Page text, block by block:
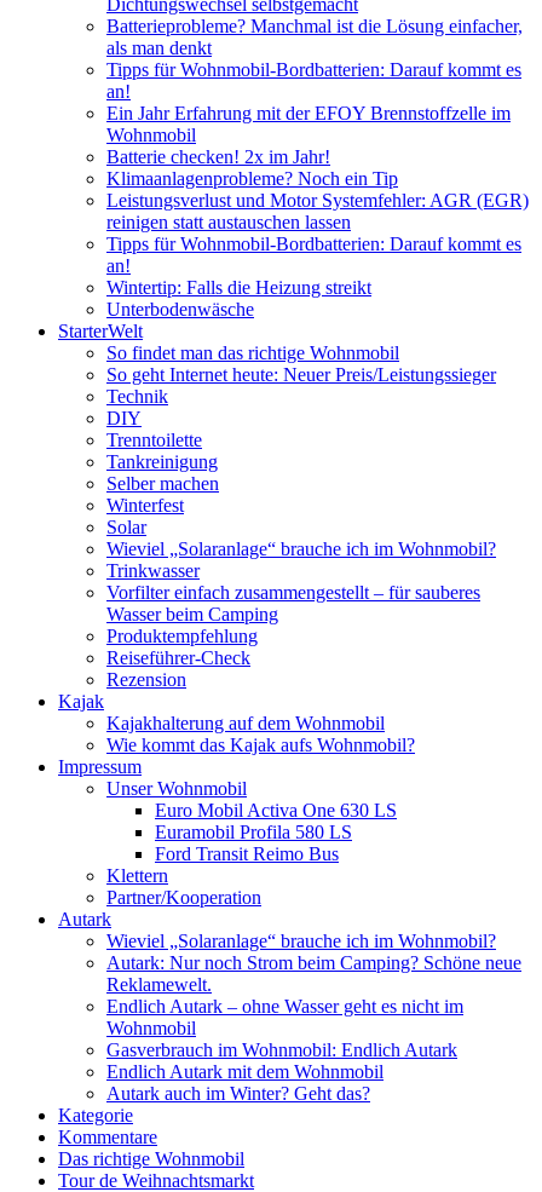
Batterieprobleme? Manchmal ist die Lösung einfacher,
als man denkt
Tipps für Wohnmobil-Bordbatterien: Darauf kommt es
an!
Ein Jahr Erfahrung mit der EFOY Brennstoffzelle im
Wohnmobil
Batterie checken! 2x im Jahr!
Klimaanlagenprobleme? Noch ein Tip
Leistungsverlust und Motor Systemfehler: AGR (EGR)
reinigen statt austauschen lassen
Tipps für Wohnmobil-Bordbatterien: Darauf kommt es
an!
Wintertip: Falls die Heizung streikt
Unterbodenwäsche
StarterWelt
So findet man das richtige Wohnmobil
So geht Internet heute: Neuer Preis/Leistungssieger
Technik
DIY
Trenntoilette
Tankreinigung
Selber machen
Winterfest
Solar
Wieviel „Solaranlage“ brauche ich im Wohnmobil?
Trinkwasser
Vorfilter einfach zusammengestellt – für sauberes
Wasser beim Camping
Produktempfehlung
Reiseführer-Check
Rezension
Kajak
Kajakhalterung auf dem Wohnmobil
Wie kommt das Kajak aufs Wohnmobil?
Impressum
Unser Wohnmobil
Euro Mobil Activa One 630 LS
Euramobil Profila 580 LS
Ford Transit Reimo Bus
Klettern
Partner/Kooperation
Autark
Wieviel „Solaranlage“ brauche ich im Wohnmobil?
Autark: Nur noch Strom beim Camping? Schöne neue
Reklamewelt.
Endlich Autark – ohne Wasser geht es nicht im
Wohnmobil
Gasverbrauch im Wohnmobil: Endlich Autark
Endlich Autark mit dem Wohnmobil
Autark auch im Winter? Geht das?
Kategorie
Kommentare
Das richtige Wohnmobil
Tour de Weihnachtsmarkt